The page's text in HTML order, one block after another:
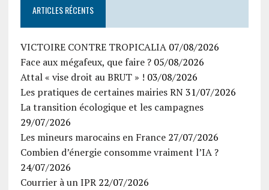
ARTICLES RÉCENTS
VICTOIRE CONTRE TROPICALIA 07/08/2026
Face aux mégafeux, que faire ? 05/08/2026
Attal « vise droit au BRUT » ! 03/08/2026
Les pratiques de certaines mairies RN 31/07/2026
La transition écologique et les campagnes
29/07/2026
Les mineurs marocains en France 27/07/2026
Combien d’énergie consomme vraiment l’IA ?
24/07/2026
Courrier à un IPR 22/07/2026